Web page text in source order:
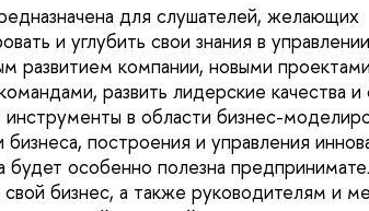
для слушателей, желающих
и углубить свои знания в управлении
развитием компании, новыми
развить лидерские качества и
инструменты в области бизнес-
бизнеса, построения и управления
особенно полезна
бизнес, а также руководителям и